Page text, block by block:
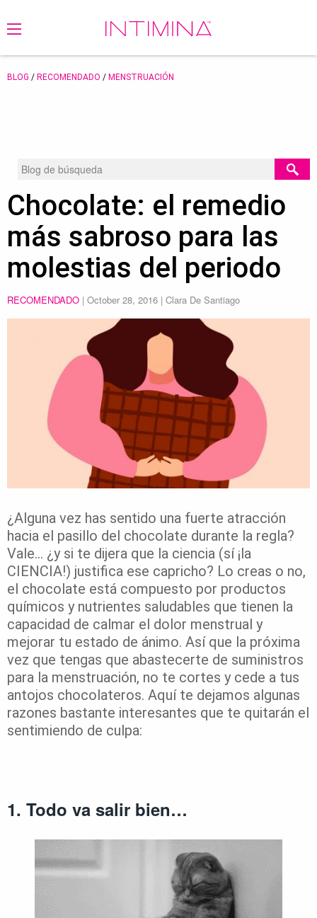
BLOG / RECOMENDADO / MENSTRUACIÓN
Chocolate: el remedio
más sabroso para las
molestias del periodo
RECOMENDADO | October 28, 2016 | Clara De Santiago
¿Alguna vez has sentido una fuerte atracción
hacia el pasillo del chocolate durante la regla?
Vale… ¿y si te dijera que la ciencia (sí ¡la
CIENCIA!) justifica ese capricho? Lo creas o no,
el chocolate está compuesto por productos
químicos y nutrientes saludables que tienen la
capacidad de calmar el dolor menstrual y
mejorar tu estado de ánimo. Así que la próxima
vez que tengas que abastecerte de suministros
para la menstruación, no te cortes y cede a tus
antojos chocolateros. Aquí te dejamos algunas
razones bastante interesantes que te quitarán el
sentimiendo de culpa:
1. Todo va salir bien…